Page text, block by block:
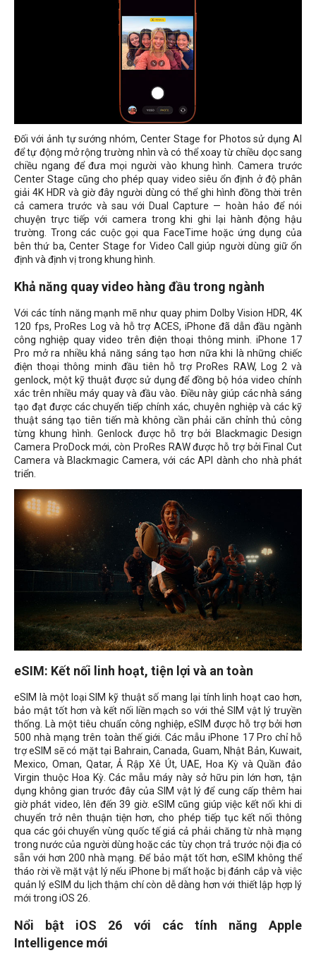
Đối với ảnh tự sướng nhóm, Center Stage for Photos sử dụng AI
để tự động mở rộng trường nhìn và có thể xoay từ chiều dọc sang
chiều ngang để đưa mọi người vào khung hình. Camera trước
Center Stage cũng cho phép quay video siêu ổn định ở độ phân
giải 4K HDR và ​​giờ đây người dùng có thể ghi hình đồng thời trên
cả camera trước và sau với Dual Capture — hoàn hảo để nói
chuyện trực tiếp với camera trong khi ghi lại hành động hậu
trường. Trong các cuộc gọi qua FaceTime hoặc ứng dụng của
bên thứ ba, Center Stage for Video Call giúp người dùng giữ ổn
định và định vị trong khung hình.
Khả năng quay video hàng đầu trong ngành
Với các tính năng mạnh mẽ như quay phim Dolby Vision HDR, 4K
120 fps, ProRes Log và hỗ trợ ACES, iPhone đã dẫn đầu ngành
công nghiệp quay video trên điện thoại thông minh. iPhone 17
Pro mở ra nhiều khả năng sáng tạo hơn nữa khi là những chiếc
điện thoại thông minh đầu tiên hỗ trợ ProRes RAW, Log 2 và
genlock, một kỹ thuật được sử dụng để đồng bộ hóa video chính
xác trên nhiều máy quay và đầu vào. Điều này giúp các nhà sáng
tạo đạt được các chuyển tiếp chính xác, chuyên nghiệp và các kỹ
thuật sáng tạo tiên tiến mà không cần phải căn chỉnh thủ công
từng khung hình. Genlock được hỗ trợ bởi Blackmagic Design
Camera ProDock mới, còn ProRes RAW được hỗ trợ bởi Final Cut
Camera và Blackmagic Camera, với các API dành cho nhà phát
triển.
eSIM: Kết nối linh hoạt, tiện lợi và an toàn
eSIM là một loại SIM kỹ thuật số mang lại tính linh hoạt cao hơn,
bảo mật tốt hơn và kết nối liền mạch so với thẻ SIM vật lý truyền
thống. Là một tiêu chuẩn công nghiệp, eSIM được hỗ trợ bởi hơn
500 nhà mạng trên toàn thế giới. Các mẫu iPhone 17 Pro chỉ hỗ
trợ eSIM sẽ có mặt tại Bahrain, Canada, Guam, Nhật Bản, Kuwait,
Mexico, Oman, Qatar, Ả Rập Xê Út, UAE, Hoa Kỳ và Quần đảo
Virgin thuộc Hoa Kỳ. Các mẫu máy này sở hữu pin lớn hơn, tận
dụng không gian trước đây của SIM vật lý để cung cấp thêm hai
giờ phát video, lên đến 39 giờ. eSIM cũng giúp việc kết nối khi di
chuyển trở nên thuận tiện hơn, cho phép tiếp tục kết nối thông
qua các gói chuyển vùng quốc tế giá cả phải chăng từ nhà mạng
trong nước của người dùng hoặc các tùy chọn trả trước nội địa có
sẵn với hơn 200 nhà mạng. Để bảo mật tốt hơn, eSIM không thể
tháo rời về mặt vật lý nếu iPhone bị mất hoặc bị đánh cắp và việc
quản lý eSIM du lịch thậm chí còn dễ dàng hơn với thiết lập hợp lý
mới trong iOS 26.
Nổi bật iOS 26 với các tính năng Apple
Intelligence mới